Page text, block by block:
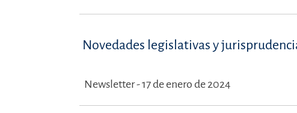
Novedades legislativas y
Newsletter - 17 de enero de 2024